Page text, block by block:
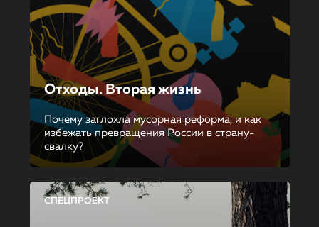
Отходы. Вторая жизнь
Почему заглохла мусорная реформа, и как
избежать превращения России в страну-
свалку?
СПЕЦПРОЕКТ